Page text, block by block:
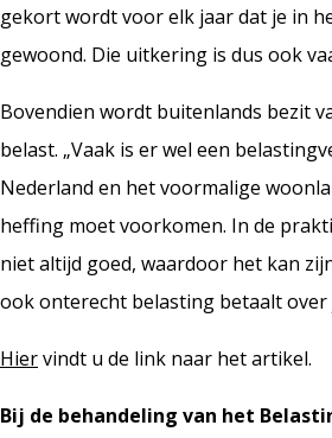
gekort wordt voor elk jaar dat je in
gewoond. Die uitkering is dus ook
Bovendien wordt buitenlands bezit
belast. „Vaak is er wel een
Nederland en het voormalige
heffing moet voorkomen. In de
niet altijd goed, waardoor het kan
ook onterecht belasting betaalt over
Hiervindt u de link naar het artikel.
Bij de behandeling van het